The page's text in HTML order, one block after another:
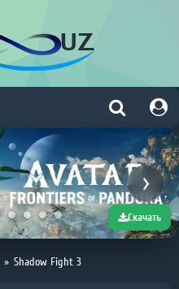
Скачать
» Shadow Fight 3